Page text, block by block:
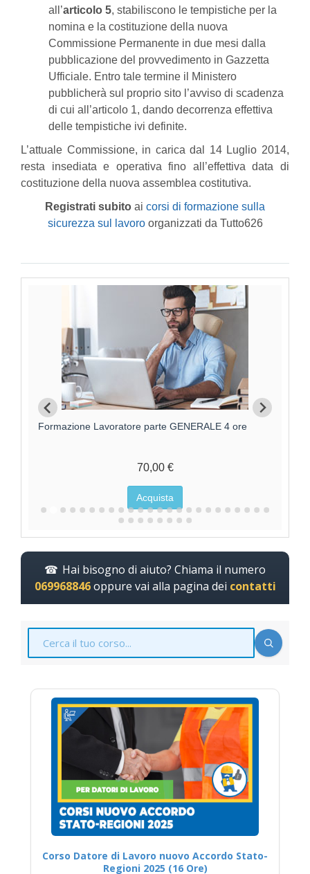
all’articolo 5, stabiliscono le tempistiche per la
nomina e la costituzione della nuova
Commissione Permanente in due mesi dalla
pubblicazione del provvedimento in Gazzetta
Ufficiale. Entro tale termine il Ministero
pubblicherà sul proprio sito l’avviso di scadenza
di cui all’articolo 1, dando decorrenza effettiva
delle tempistiche ivi definite.
L’attuale Commissione, in carica dal 14 Luglio 2014,
resta insediata e operativa fino all’effettiva data di
costituzione della nuova assemblea costitutiva.
Registrati subito ai corsi di formazione sulla
sicurezza sul lavoroorganizzati da Tutto626
Formazione Lavoratori parte GENERALE +
95,00 €
Acquista
Hai bisogno di aiuto? Chiama il numero
069968846oppure vai alla pagina dei contatti
Corso Datore di Lavoro nuovo Accordo Stato-
Regioni 2025 (16 Ore)